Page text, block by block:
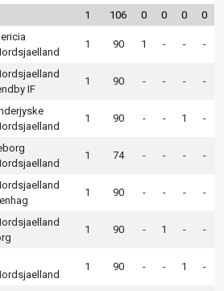
1 106 0 0 0 0
1 90 1 - - -
IF
1 90 - - - -
1 90 - - 1 -
1 74 - - - -
1 90 - - - -
1 90 - 1 - -
1 90 - - 1 -